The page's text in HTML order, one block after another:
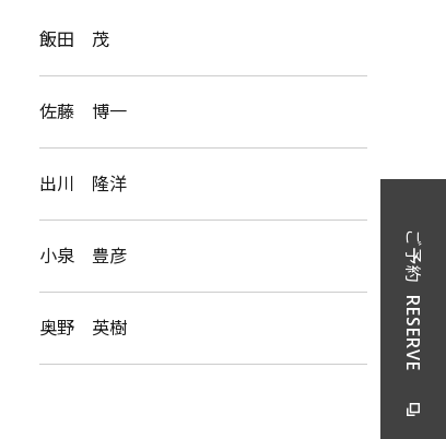
飯田 茂
佐藤 博一
出川 隆洋
小泉 豊彦
奥野 英樹
ご予約
RESERVE